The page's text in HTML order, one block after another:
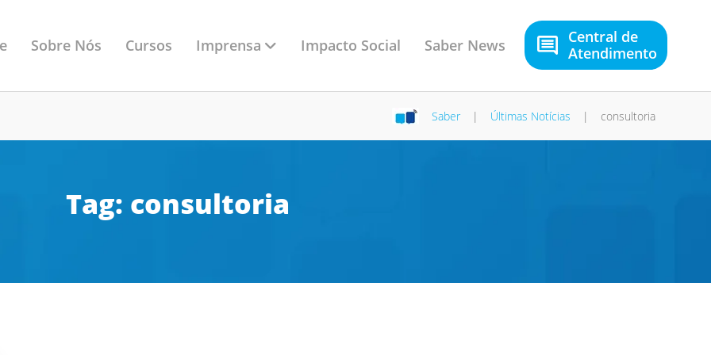
Sobre Nós Cursos Imprensa Impacto Social Saber News
Central de
Atendimento
Saber | Últimas Notícias | consultoria
Tag: consultoria